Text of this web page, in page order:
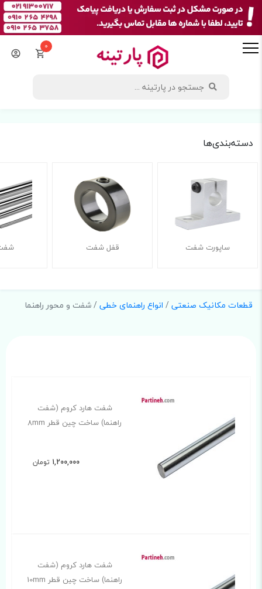
0
دسته‌بندی‌ها
ساپورت شفت قفل شفت
قطعات مکانیک صنعتی/ انواع راهنمای خطی/ شفت و محور راهنما
شفت هارد کروم (شفت
راهنما) ساخت چین قطر 8mm
1,200,000 تومان
شفت هارد کروم (شفت
راهنما) ساخت چین قطر 10mm